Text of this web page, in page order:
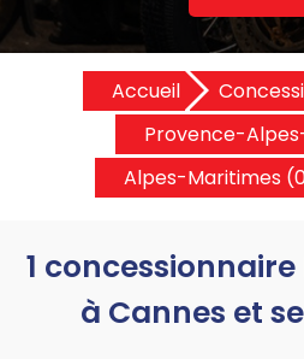
Accueil
Provence-
Alpes-Maritimes
1
à Cannes et